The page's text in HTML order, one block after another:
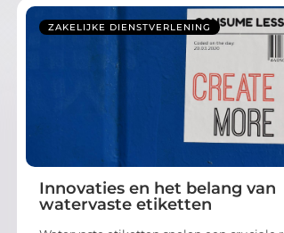
ZAKELIJKE DIENSTVERLENING
Innovaties en het belang van
watervaste etiketten